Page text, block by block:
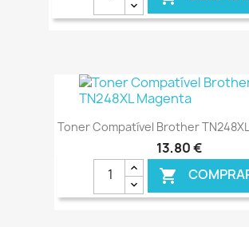
Toner Compatível Brother
13,80 €
